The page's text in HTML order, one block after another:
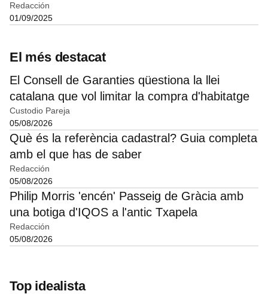
Redacción
01/09/2025
El més destacat
El Consell de Garanties qüestiona la llei
catalana que vol limitar la compra d'habitatge
Custodio Pareja
05/08/2026
Què és la referència cadastral? Guia completa
amb el que has de saber
Redacción
05/08/2026
Philip Morris 'encén' Passeig de Gràcia amb
una botiga d'IQOS a l'antic Txapela
Redacción
05/08/2026
Top idealista